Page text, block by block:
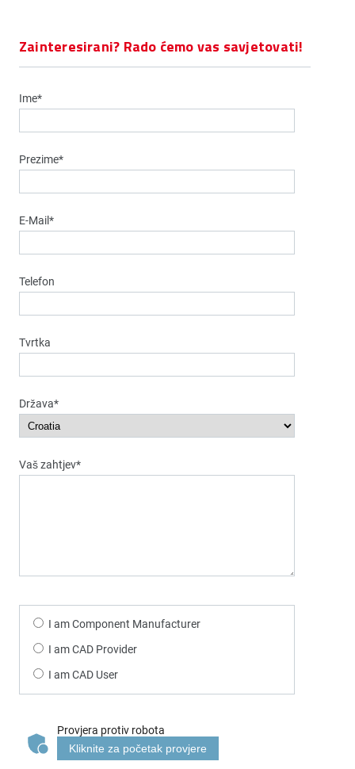
Zainteresirani? Rado ćemo vas savjetovati!
Ime*
Prezime*
E-Mail*
Telefon
Tvrtka
Država*
Vaš zahtjev*
I am Component Manufacturer
I am CAD Provider
I am CAD User
Provjera protiv robota
Kliknite za početak provjere